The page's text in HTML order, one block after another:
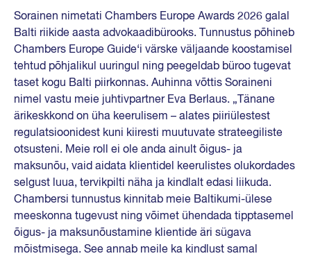
Sorainen nimetati Chambers Europe Awards 2026 galal
Balti riikide aasta advokaadibürooks. Tunnustus põhineb
Chambers Europe Guide‘i värske väljaande koostamisel
tehtud põhjalikul uuringul ning peegeldab büroo tugevat
taset kogu Balti piirkonnas. Auhinna võttis Soraineni
nimel vastu meie juhtivpartner Eva Berlaus. „Tänane
ärikeskkond on üha keerulisem – alates piiriülestest
regulatsioonidest kuni kiiresti muutuvate strateegiliste
otsusteni. Meie roll ei ole anda ainult õigus- ja
maksunõu, vaid aidata klientidel keerulistes olukordades
selgust luua, tervikpilti näha ja kindlalt edasi liikuda.
Chambersi tunnustus kinnitab meie Baltikumi-ülese
meeskonna tugevust ning võimet ühendada tipptasemel
õigus- ja maksunõustamine klientide äri sügava
mõistmisega. See annab meile ka kindlust samal